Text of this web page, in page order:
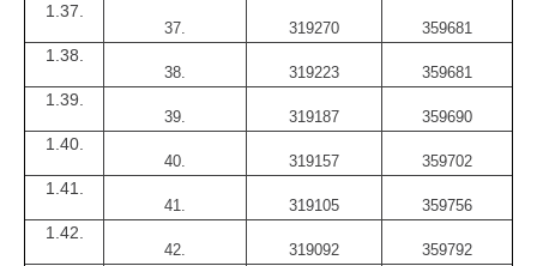
1.37.
37. 319270 359681
1.38.
38. 319223 359681
1.39.
39. 319187 359690
1.40.
40. 319157 359702
1.41.
41. 319105 359756
1.42.
42. 319092 359792